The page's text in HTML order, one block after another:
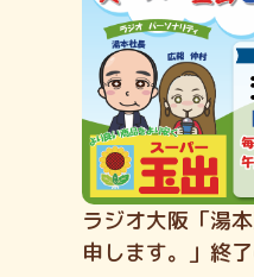
ラジオ大阪「湯
申します。」終